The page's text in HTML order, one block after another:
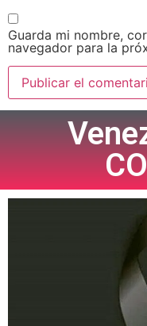
Guarda mi nombre,
navegador para la